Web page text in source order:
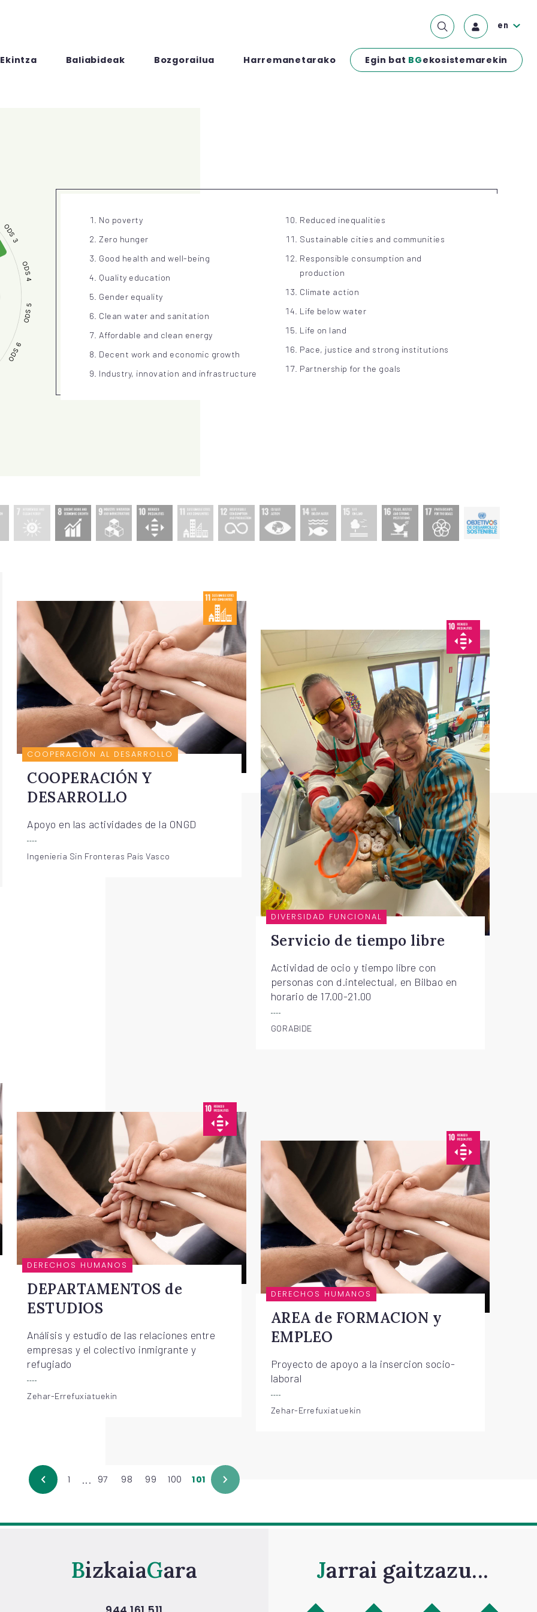
Ekintza Baliabideak Bozgorailua Harremanetarako Egin bat BGekosistemarekin
en
No poverty
Zero hunger
Good health and well-being
Quality education
Gender equality
Clean water and sanitation
Affordable and clean energy
Decent work and economic growth
Industry, innovation and infrastructure
Reduced inequalities
Sustainable cities and communities
Responsible consumption and
production
Climate action
Life below water
Life on land
Pace, justice and strong institutions
Partnership for the goals
COOPERACIÓN AL DESARROLLO
COOPERACIÓN Y
DESARROLLO
Apoyo en las actividades de la ONGD
Ingenieria Sin Fronteras País Vasco
DIVERSIDAD FUNCIONAL
Servicio de tiempo libre
Actividad de ocio y tiempo libre con
personas con d.intelectual, en Bilbao en
horario de 17.00-21.00
GORABIDE
DERECHOS HUMANOS
DEPARTAMENTOS de
ESTUDIOS
Análisis y estudio de las relaciones entre
empresas y el colectivo inmigrante y
refugiado
Zehar-Errefuxiatuekin
DERECHOS HUMANOS
AREA de FORMACION y
EMPLEO
Proyecto de apoyo a la insercion socio-
laboral
Zehar-Errefuxiatuekin
1 ... 97 98 99 100 101
Bizkaia Gara Jarrai gaitzazu...